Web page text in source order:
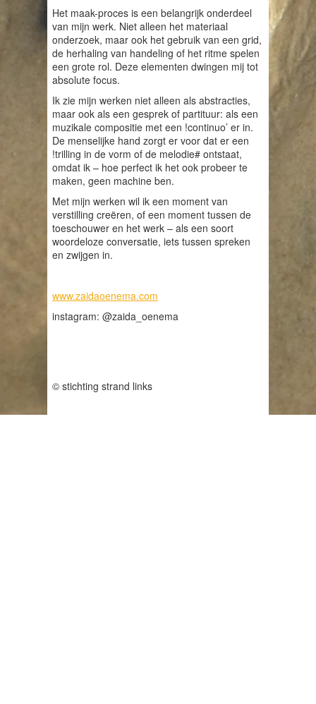
Het maak-proces is een belangrijk onderdeel
van mijn werk. Niet alleen het materiaal
onderzoek, maar ook het gebruik van een grid,
de herhaling van handeling of het ritme spelen
een grote rol. Deze elementen dwingen mij tot
absolute focus.
Ik zie mijn werken niet alleen als abstracties,
maar ook als een gesprek of partituur: als een
muzikale compositie met een !continuo’ er in.
De menselijke hand zorgt er voor dat er een
!trilling in de vorm of de melodie# ontstaat,
omdat ik – hoe perfect ik het ook probeer te
maken, geen machine ben.
Met mijn werken wil ik een moment van
verstilling creëren, of een moment tussen de
toeschouwer en het werk – als een soort
woordeloze conversatie, iets tussen spreken
en zwijgen in.
www.zaidaoenema.com
instagram: @zaida_oenema
© stichting strand links